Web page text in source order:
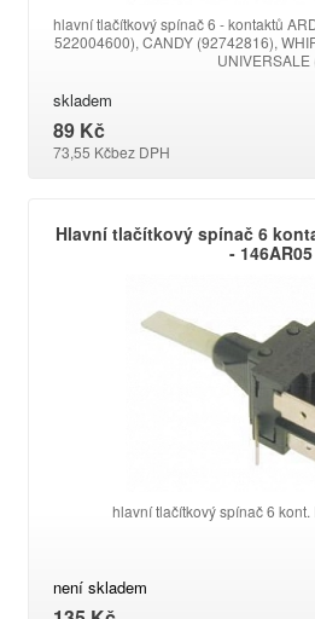
hlavní tlačítkový spínač 6 - kontaktů
522004600), CANDY (92742816),
UNIVERSALE
skladem
89 Kč
73,55 Kčbez DPH
Hlavní tlačítkový spínač 6
- 146AR05
hlavní tlačítkový spínač 6 kont.
není skladem